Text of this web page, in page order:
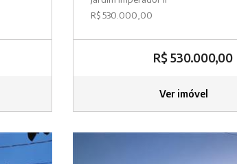
R$ 530.000,00
R$ 530.000,00
Ver imóvel